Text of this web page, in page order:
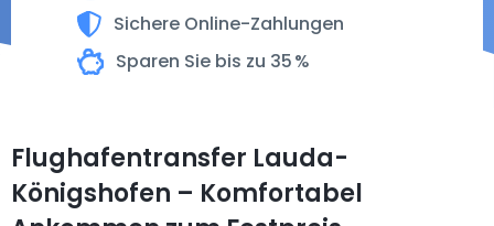
Sichere Online-Zahlungen
Sparen Sie bis zu 35 %
Flughafentransfer Lauda-
Königshofen – Komfortabel